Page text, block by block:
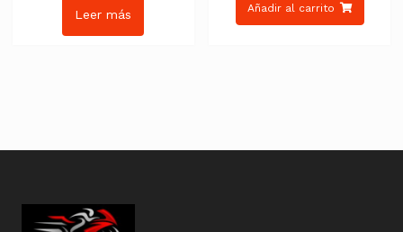
Leer más Añadir al carrito